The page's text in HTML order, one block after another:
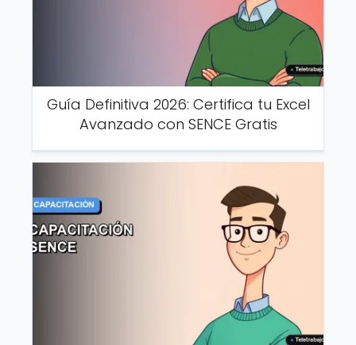
Guía Definitiva 2026: Certifica tu Excel
Avanzado con SENCE Gratis